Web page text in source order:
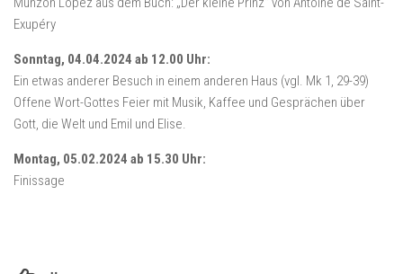
Exupéry
Sonntag, 04.04.2024 ab 12.00 Uhr:
Ein etwas anderer Besuch in einem anderen Haus (vgl. Mk 1, 29-39)
Offene Wort-Gottes Feier mit Musik, Kaffee und Gesprächen über
Gott, die Welt und Emil und Elise.
Montag, 05.02.2024 ab 15.30 Uhr:
Finissage